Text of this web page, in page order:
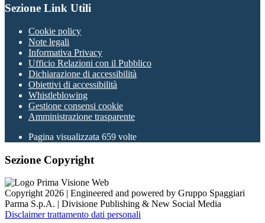
Sezione Link Utili
Cookie policy
Note legali
Informativa Privacy
Ufficio Relazioni con il Pubblico
Dichiarazione di accessibilità
Obiettivi di accessibilità
Whistleblowing
Gestione consensi cookie
Amministrazione trasparente
Pagina visualizzata 659 volte
Sezione Copyright
Copyright 2026 | Engineered and powered by Gruppo Spaggiari
Parma S.p.A. | Divisione Publishing & New Social Media
Disclaimer trattamento dati personali